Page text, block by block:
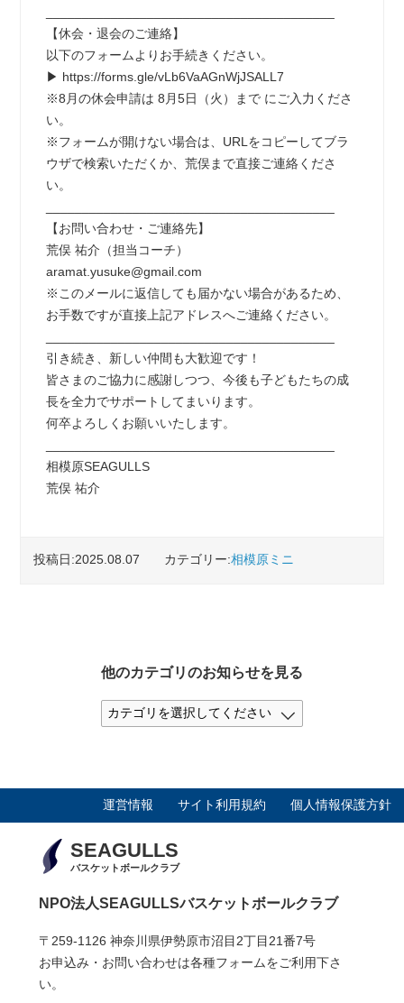
【休会・退会のご連絡】
以下のフォームよりお手続きください。
▶ https://forms.gle/vLb6VaAGnWjJSALL7
※8月の休会申請は 8月5日（火）まで にご入力くださ
い。
※フォームが開けない場合は、URLをコピーしてブラ
ウザで検索いただくか、荒俣まで直接ご連絡くださ
い。
【お問い合わせ・ご連絡先】
荒俣 祐介（担当コーチ）
aramat.yusuke@gmail.com
※このメールに返信しても届かない場合があるため、
お手数ですが直接上記アドレスへご連絡ください。
引き続き、新しい仲間も大歓迎です！
皆さまのご協力に感謝しつつ、今後も子どもたちの成
長を全力でサポートしてまいります。
何卒よろしくお願いいたします。
相模原SEAGULLS
荒俣 祐介
投稿日:2025.08.07 カテゴリー:相模原ミニ
他のカテゴリのお知らせを見る
運営情報 サイト利用規約 個人情報保護方針
SEAGULLS
バスケットボールクラブ
NPO法人SEAGULLSバスケットボールクラブ
〒259-1126 神奈川県伊勢原市沼目2丁目21番7号
お申込み・お問い合わせは各種フォームをご利用下さ
い。